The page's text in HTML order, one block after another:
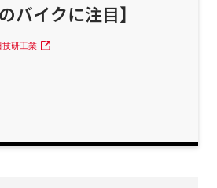
バイクに注目】
技研工業